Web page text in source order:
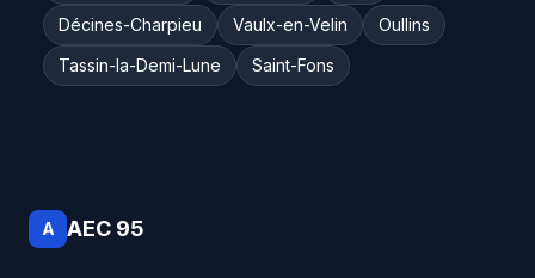
Décines-Charpieu
Vaulx-en-Velin
Oullins
Tassin-la-Demi-Lune
Saint-Fons
A AEC 95